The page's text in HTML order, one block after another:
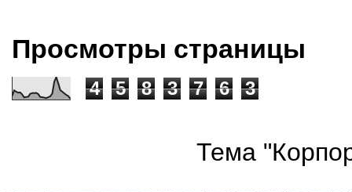
Просмотры страницы
4 5 8 3 7 6 3
Тема